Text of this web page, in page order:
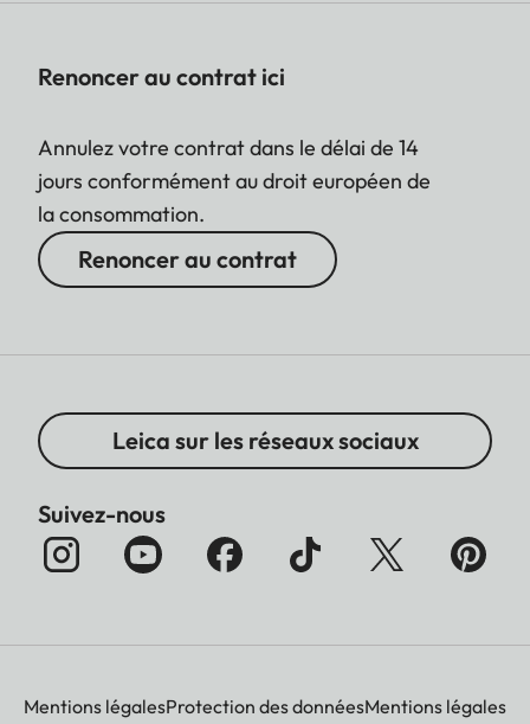
Renoncer au contrat ici
Annulez votre contrat dans le délai de 14
jours conformément au droit européen de
la consommation.
Renoncer au contrat
Leica sur les réseaux sociaux
Suivez-nous
Mentions légalesProtection des donnéesMentions légales